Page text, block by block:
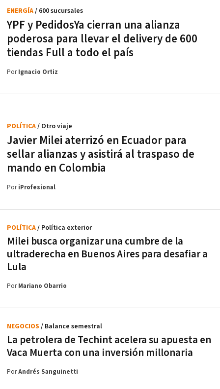
YPF y PedidosYa cierran una alianza
poderosa para llevar el delivery de 600
tiendas Full a todo el país
ENERGÍA/ 600 sucursales
PorIgnacio Ortiz
Javier Milei aterrizó en Ecuador para
sellar alianzas y asistirá al traspaso de
mando en Colombia
POLÍTICA/ Otro viaje
PoriProfesional
Milei busca organizar una cumbre de la
ultraderecha en Buenos Aires para desafiar a
Lula
POLÍTICA/ Política exterior
PorMariano Obarrio
La petrolera de Techint acelera su apuesta en
Vaca Muerta con una inversión millonaria
NEGOCIOS / Balance semestral
PorAndrés Sanguinetti